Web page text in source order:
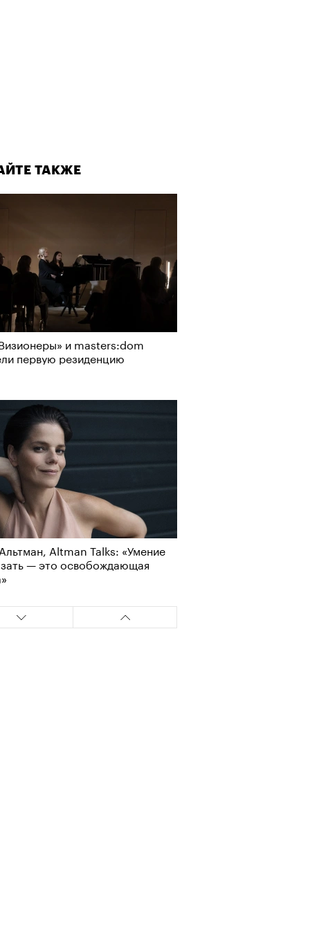
ТАКЖЕ
и masters:dom
первую резиденцию
Altman Talks: «Умение
— это освобождающая